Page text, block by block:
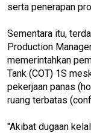
serta penerapan
Sementara itu,
Production
memerintahkan
Tank (COT) 1S
pekerjaan panas
ruang terbatas
"Akibat dugaan